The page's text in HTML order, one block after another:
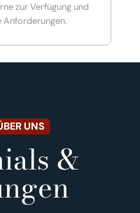
zur Verfügung und
Anforderungen.
UNS
&